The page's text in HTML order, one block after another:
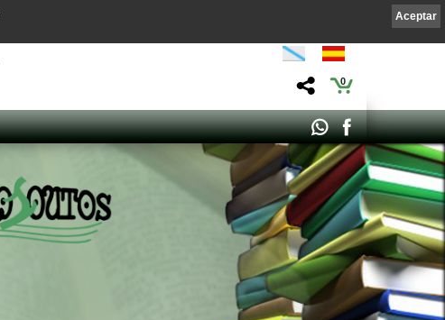
0
Aceptar